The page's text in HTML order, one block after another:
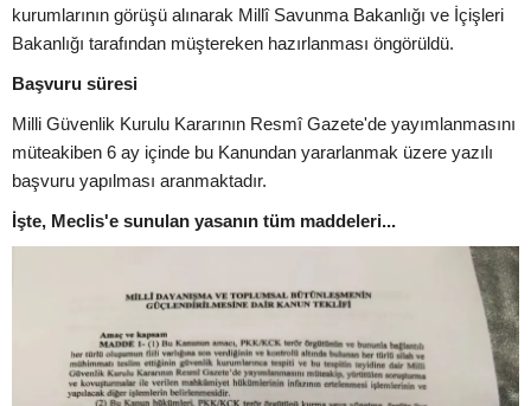
kurumlarının görüşü alınarak Millî Savunma Bakanlığı ve İçişleri
Bakanlığı tarafından müştereken hazırlanması öngörüldü.
Başvuru süresi
Milli Güvenlik Kurulu Kararının Resmî Gazete'de yayımlanmasını
müteakiben 6 ay içinde bu Kanundan yararlanmak üzere yazılı
başvuru yapılması aranmaktadır.
İşte, Meclis'e sunulan yasanın tüm maddeleri...